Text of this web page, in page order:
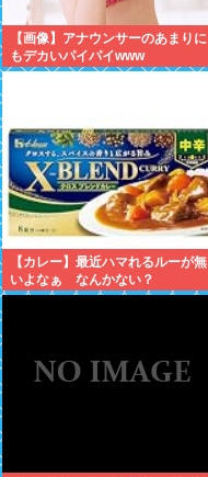
【画像】アナウンサーのあまりに
もデカいパイパイwww
【カレー】最近ハマれるルーが無
いよなぁ なんかない？